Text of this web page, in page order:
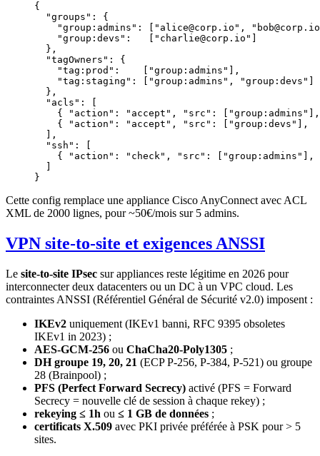
{
  "groups": {
"group:admins": ["alice@corp.io",
    "group:devs":   ["charlie@corp.io"]
  },
  "tagOwners": {
    "tag:prod":    ["group:admins"],
    "tag:staging": ["group:admins", "group:devs"]
  },
  "acls": [
{ "action": "accept", "src":
{ "action": "accept", "src": ["group:devs"],
  ],
  "ssh": [
{ "action": "check", "src":
}
Cette config remplace une appliance Cisco AnyConnect avec ACL
XML de 2000 lignes, pour ~50€/mois sur 5 admins.
VPN site-to-site et exigences ANSSI
Le site-to-site IPsec sur appliances reste légitime en 2026 pour
interconnecter deux datacenters ou un DC à un VPC cloud. Les
contraintes ANSSI (Référentiel Général de Sécurité v2.0) imposent :
IKEv2 uniquement (IKEv1 banni, RFC 9395 obsoletes
IKEv1 in 2023) ;
AES-GCM-256 ou ChaCha20-Poly1305 ;
DH groupe 19, 20, 21 (ECP P-256, P-384, P-521) ou groupe
28 (Brainpool) ;
PFS (Perfect Forward Secrecy) activé (PFS = Forward
Secrecy = nouvelle clé de session à chaque rekey) ;
rekeying ≤ 1h ou ≤ 1 GB de données ;
certificats X.509 avec PKI privée préférée à PSK pour > 5
sites.